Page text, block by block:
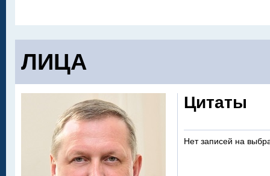
ЛИЦА
Цитаты
Нет записей на